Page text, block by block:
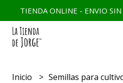
TIENDA ONLINE - ENVIO
Inicio Semillas para